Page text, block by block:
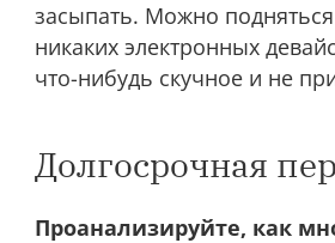
засыпать. Можно
никаких электронных
что-нибудь скучное и не
Долгосрочная
Проанализируйте, как